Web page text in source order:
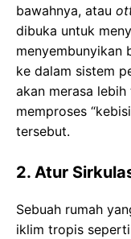
bawahnya, atau
dibuka untuk
menyembunyikan
ke dalam sistem
akan merasa
memproses
tersebut.
2. Atur
Sebuah rumah
iklim tropis